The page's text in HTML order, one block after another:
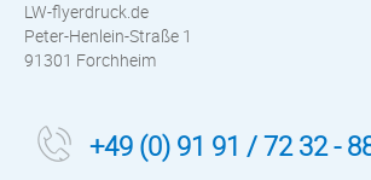
LW-flyerdruck.de
Peter-Henlein-Straße 1
91301 Forchheim
+49 (0) 91 91 / 72 32 -